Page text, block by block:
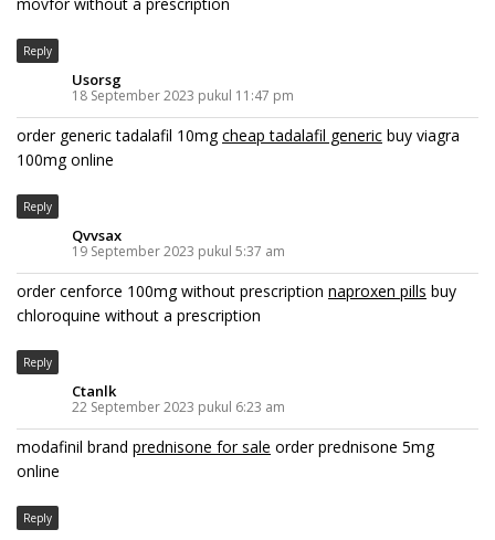
movfor without a prescription
Reply
Usorsg
18 September 2023 pukul 11:47 pm
order generic tadalafil 10mgcheap tadalafil generic buy viagra
100mg online
Reply
Qvvsax
19 September 2023 pukul 5:37 am
order cenforce 100mg without prescription naproxen pills buy
chloroquine without a prescription
Reply
Ctanlk
22 September 2023 pukul 6:23 am
modafinil brand prednisone for sale order prednisone 5mg
online
Reply